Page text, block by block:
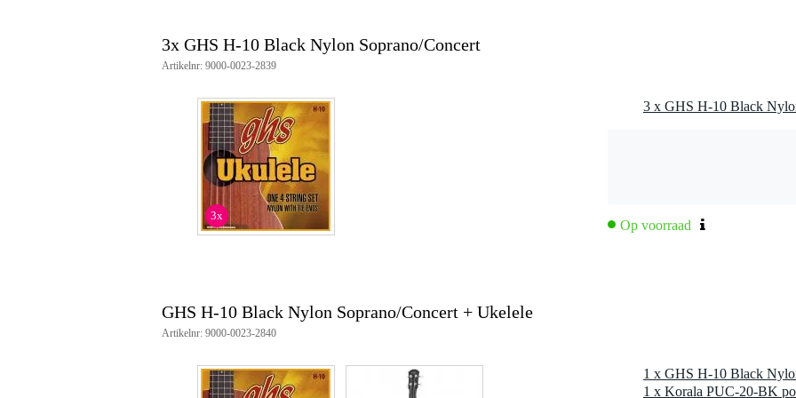
3x GHS H-10 Black Nylon Soprano/Concert
Artikelnr: 9000-0023-2839
3x
Op voorraad
GHS H-10 Black Nylon Soprano/Concert + Ukelele
Artikelnr: 9000-0023-2840
1 x Korala PUC-20-BK